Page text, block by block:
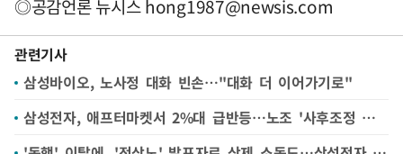
◎공감언론 뉴시스hong1987@newsis.com
관련기사
삼성바이오, 노사정 대화 빈손…"대화 더 이어가기로"
삼성전자, 애프터마켓서 2%대 급반등…노조 '사후조정 절차' 돌입 영향